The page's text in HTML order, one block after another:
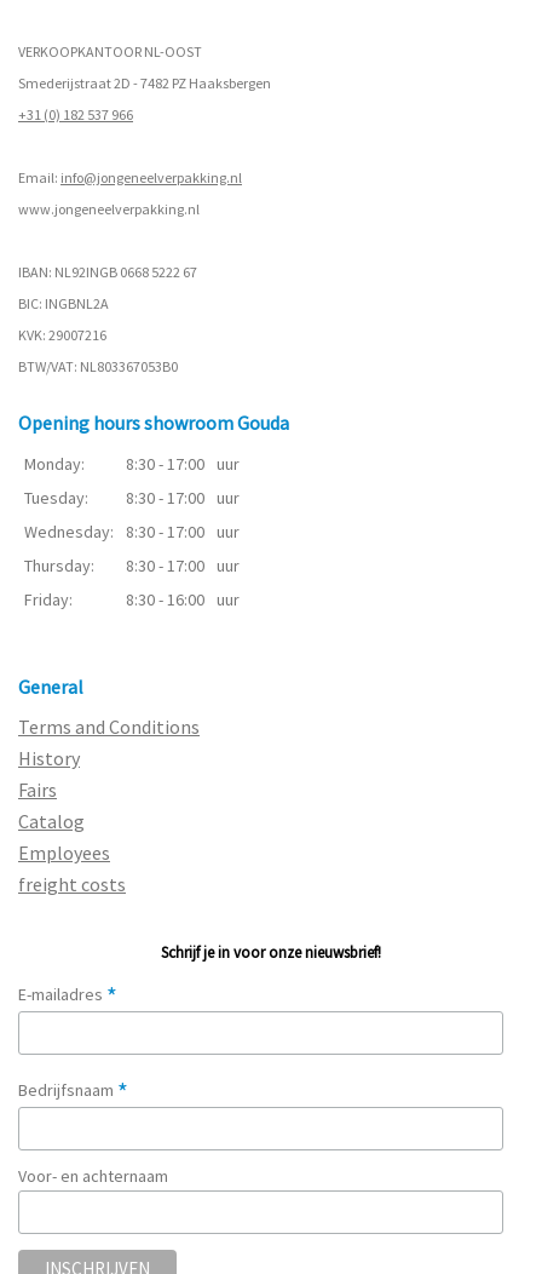
VERKOOPKANTOOR NL-OOST
Smederijstraat 2D - 7482 PZ Haaksbergen
+31 (0) 182 537 966
Email: info@jongeneelverpakking.nl
www.jongeneelverpakking.nl
IBAN: NL92INGB 0668 5222 67
BIC: INGBNL2A
KVK: 29007216
BTW/VAT: NL803367053B0
Opening hours showroom Gouda
Monday: 8:30 - 17:00 uur
Tuesday:
8:30 - 17:00 uur
Wednesday:
8:30 - 17:00 uur
Thursday:
8:30 - 17:00 uur
Friday:
8:30 - 16:00 uur
General
Terms and Conditions
History
Fairs
Catalog
Employees
freight costs
Schrijf je in voor onze nieuwsbrief!
E-mailadres *
Bedrijfsnaam *
Voor- en achternaam